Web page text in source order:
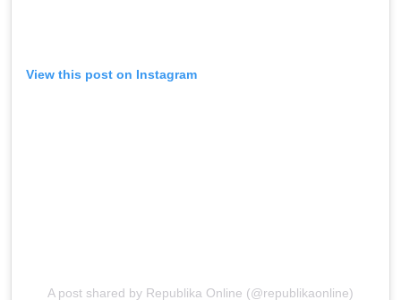
View this post on Instagram
A post shared by Republika Online (@republikaonline)